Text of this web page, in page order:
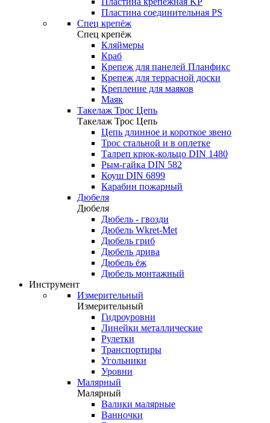
Пластина соединительная PS
Спец крепёж
Спец крепёж
Кляймеры
Краб
Крепеж для панелей Планфикс
Крепеж для террасной доски
Крепление для маяков
Маяк
Такелаж Трос Цепь
Такелаж Трос Цепь
Цепь длинное и короткое звено
Трос стальной и в оплетке
Талреп крюк-кольцо DIN 1480
Рым-гайка DIN 582
Коуш DIN 6899
Карабин пожарный
Дюбеля
Дюбеля
Дюбель - гвозди
Дюбель Wkret-Met
Дюбель гриб
Дюбель дрива
Дюбель ёж
Дюбель монтажный
Инструмент
Измерительный
Измерительный
Гидроуровни
Линейки металлические
Рулетки
Транспортиры
Угольники
Уровни
Малярный
Малярный
Валики малярные
Ванночки